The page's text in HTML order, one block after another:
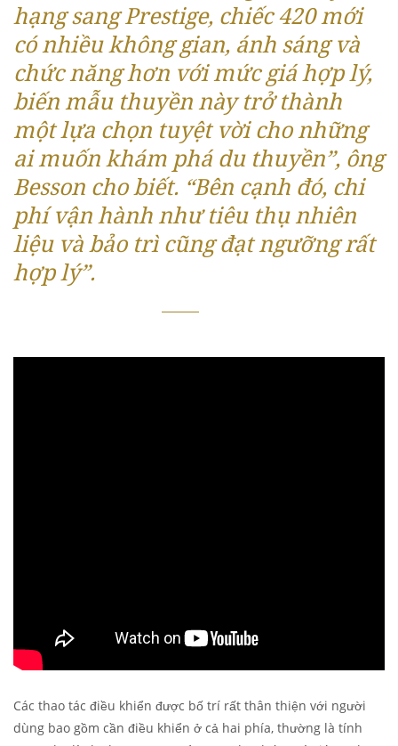
hạng sang Prestige, chiếc 420 mới
có nhiều không gian, ánh sáng và
chức năng hơn với mức giá hợp lý,
biến mẫu thuyền này trở thành
một lựa chọn tuyệt vời cho những
ai muốn khám phá du thuyền”, ông
Besson cho biết. “Bên cạnh đó, chi
phí vận hành như tiêu thụ nhiên
liệu và bảo trì cũng đạt ngưỡng rất
hợp lý”.
Các thao tác điều khiển được bố trí rất thân thiện với người
dùng bao gồm cần điều khiển ở cả hai phía, thường là tính